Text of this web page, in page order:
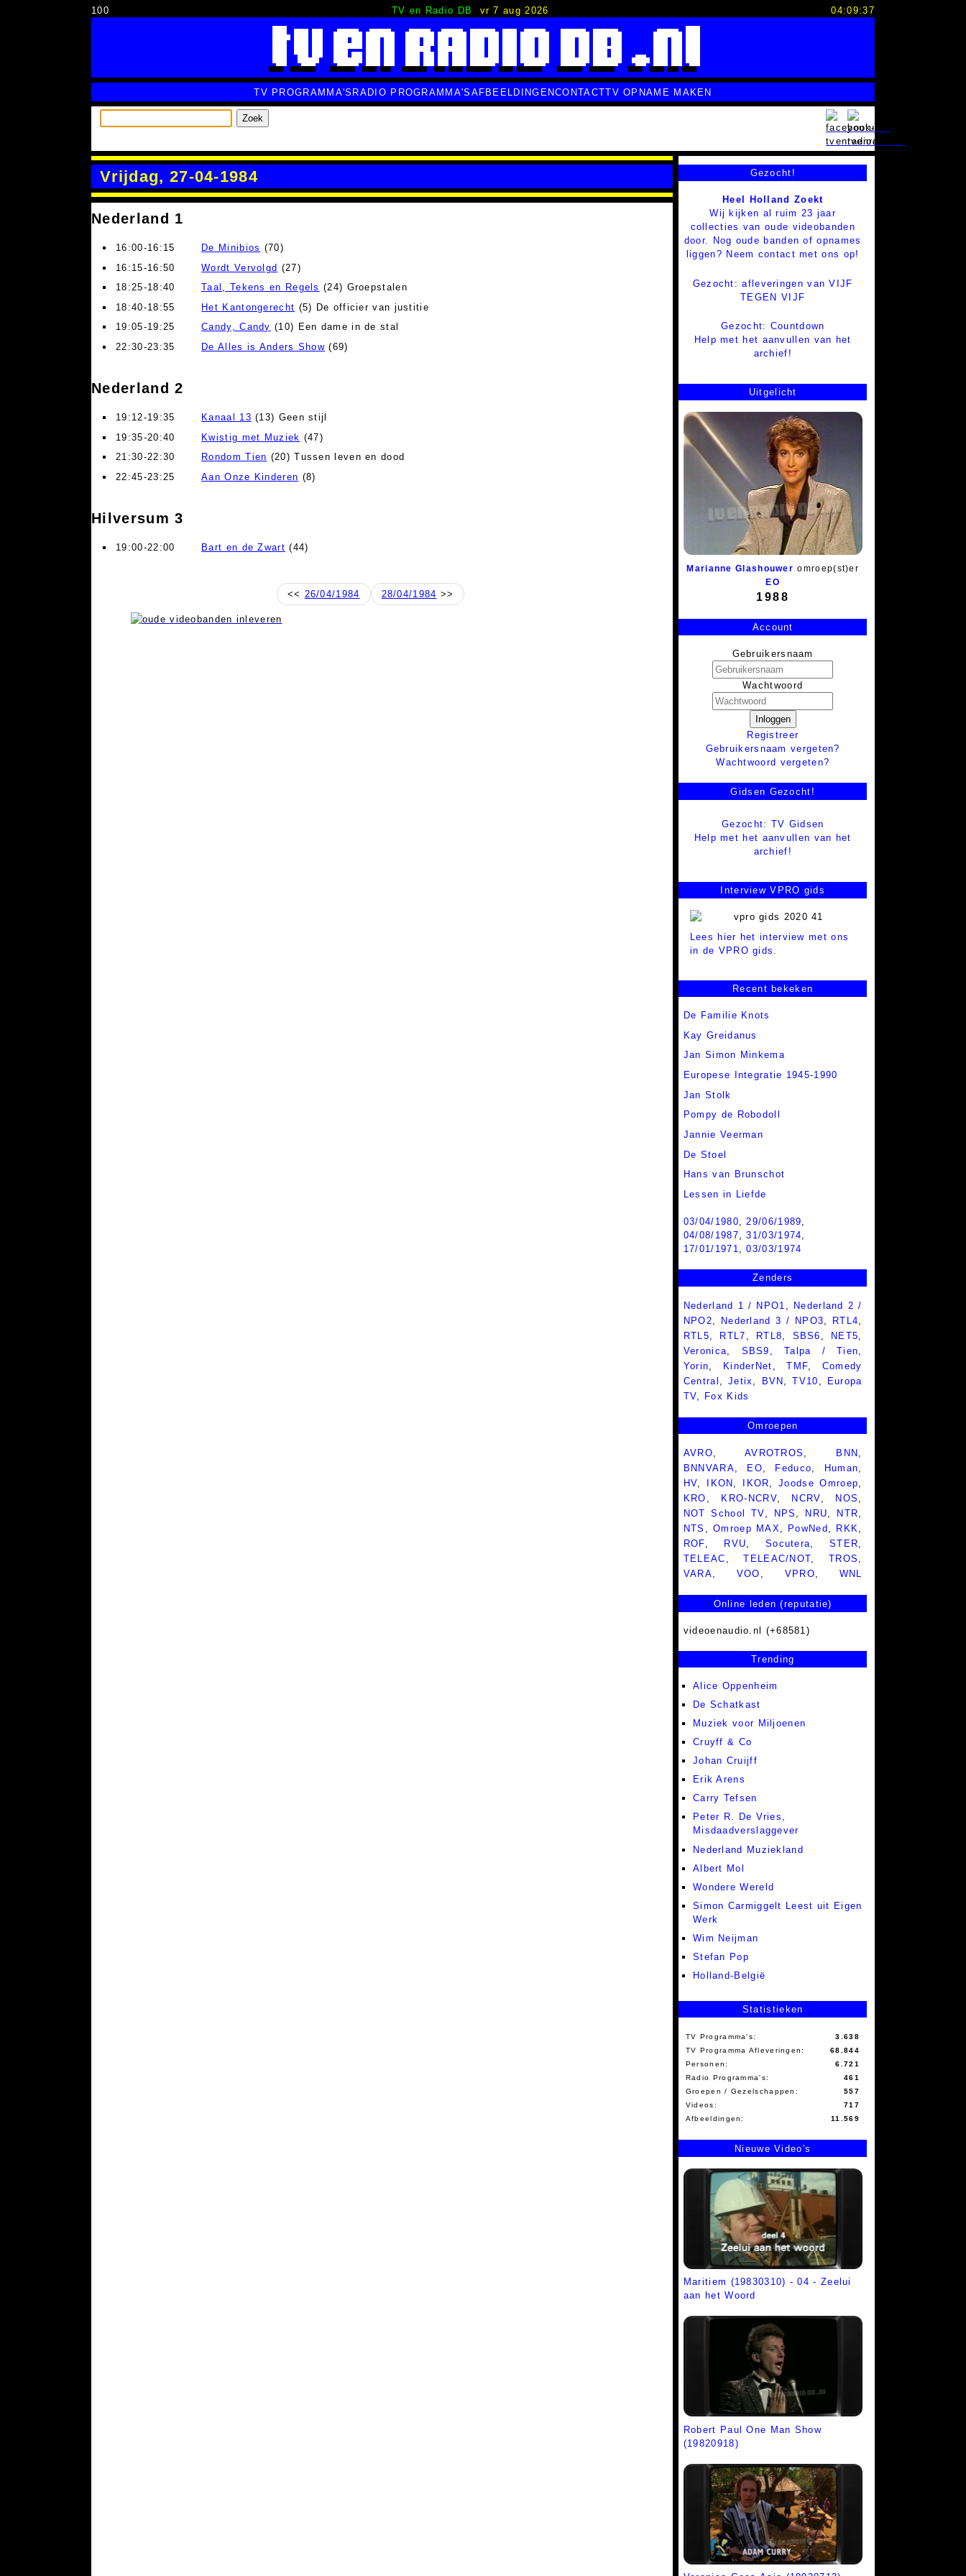
100 TV en Radio DB vr 7 aug 2026 04:09:38
TV PROGRAMMA'S RADIO PROGRAMMA'S AFBEELDINGENCONTACTTV OPNAME MAKEN
Zoek
Vrijdag, 27-04-1984
Nederland 1
16:00-16:15 De Minibios (70)
16:15-16:50
Wordt Vervolgd (27)
18:25-18:40
Taal, Tekens en Regels (24) Groepstalen
18:40-18:55
Het Kantongerecht (5) De officier van justitie
19:05-19:25
Candy, Candy (10) Een dame in de stal
22:30-23:35
De Alles is Anders Show (69)
Nederland 2
19:12-19:35 Kanaal 13 (13) Geen stijl
19:35-20:40
Kwistig met Muziek (47)
21:30-22:30
Rondom Tien (20) Tussen leven en dood
22:45-23:25
Aan Onze Kinderen (8)
Hilversum 3
19:00-22:00 Bart en de Zwart (44)
<< 26/04/1984 28/04/1984 >>
Gezocht!
Heel Holland Zoekt
Wij kijken al ruim 23 jaar
collecties van oude videobanden
door. Nog oude banden of opnames
liggen? Neem contact met ons op!
Gezocht: afleveringen van VIJF
TEGEN VIJF
Gezocht: Countdown
Help met het aanvullen van het
archief!
Uitgelicht
Marianne Glashouwer omroep(st)er
EO
1988
Account
Gebruikersnaam
Wachtwoord
Inloggen
Registreer
Gebruikersnaam vergeten?
Wachtwoord vergeten?
Gidsen Gezocht!
Gezocht: TV Gidsen
Help met het aanvullen van het
archief!
Interview VPRO gids
Lees hier het interview met ons
in de VPRO gids.
Recent bekeken
De Familie Knots
Kay Greidanus
Jan Simon Minkema
Europese Integratie 1945-1990
Jan Stolk
Pompy de Robodoll
Jannie Veerman
De Stoel
Hans van Brunschot
Lessen in Liefde
03/04/1980,29/06/1989,
04/08/1987,31/03/1974,
17/01/1971,03/03/1974
Zenders
Nederland 1 / NPO1
Nederland 2 /
NPO2
Nederland 3 / NPO3 RTL4
RTL5
RTL7 RTL8 SBS6 NET5
Veronica
SBS9 ,Talpa / Tien
Yorin
KinderNet ,TMF
Comedy
Central
Jetix BVN ,TV10
Europa
TV
Fox Kids
Omroepen
AVRO, AVROTROS , BNN ,
BNNVARA, EO, Feduco, Human,
HV, IKON , IKOR,Joodse Omroep,
KRO , KRO-NCRV, NCRV, NOS ,
NOT School TV, NPS , NRU, NTR,
NTS ,Omroep MAX, PowNed , RKK,
ROF, RVU, Socutera,STER,
TELEAC ,TELEAC/NOT,TROS ,
VARA, VOO , VPRO, WNL
Online leden (reputatie)
videoenaudio.nl (+68581)
Trending
Alice Oppenheim
De Schatkast
Muziek voor Miljoenen
Cruyff & Co
Johan Cruijff
Erik Arens
Carry Tefsen
Peter R. De Vries,
Misdaadverslaggever
Nederland Muziekland
Albert Mol
Wondere Wereld
Simon Carmiggelt Leest uit Eigen
Werk
Wim Neijman
Stefan Pop
Holland-België
Statistieken
TV Programma's:
3.638
TV Programma Afleveringen:
68.844
Personen:
6.721
Radio Programma's:
461
Groepen / Gezelschappen:
557
Videos:
717
Afbeeldingen:
11.569
Nieuwe Video's
Maritiem (19830310) - 04 - Zeelui
aan het Woord
Robert Paul One Man Show
(19820918)